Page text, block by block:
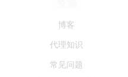
博客
代理知识
常见问题